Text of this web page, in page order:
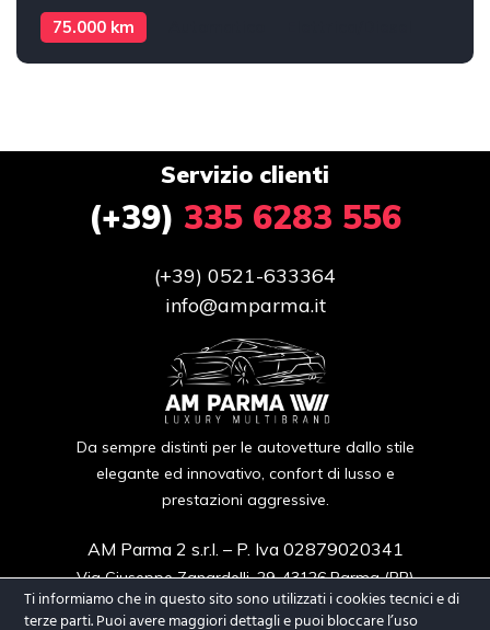
75.000 km
Servizio clienti
(+39) 335 6283 556
(+39) 0521-633364
info@amparma.it
Da sempre distinti per le autovetture dallo stile
elegante ed innovativo, confort di lusso e
prestazioni aggressive.
AM Parma 2 s.r.l. – P. Iva 02879020341
Via Giuseppe Zanardelli, 29, 43126 Parma (PR)
Ti informiamo che in questo sito sono utilizzati i cookies tecnici e di
terze parti. Puoi avere maggiori dettagli e puoi bloccare l’uso